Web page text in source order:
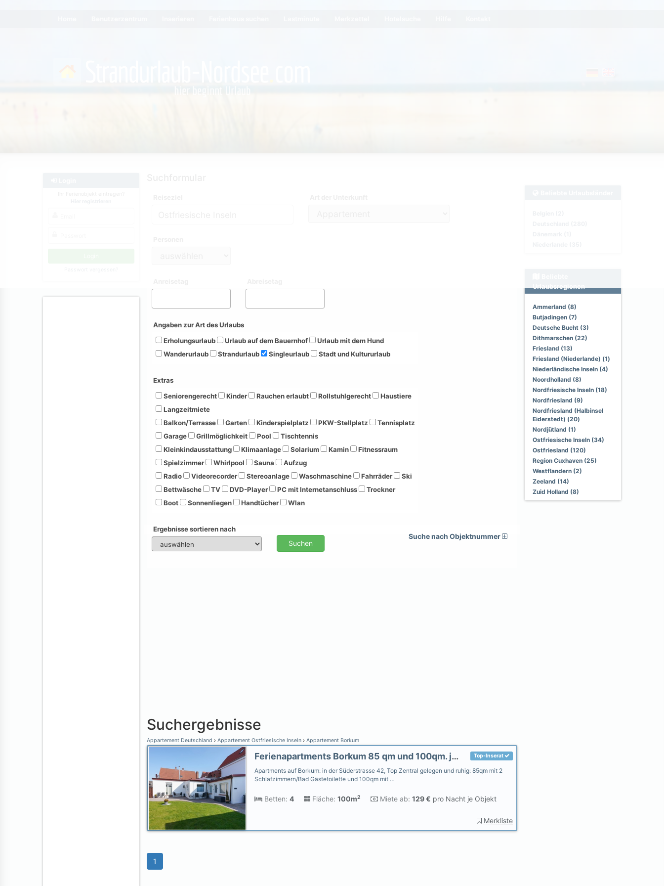
Angaben zur Art des Urlaubs
Erholungsurlaub
Urlaub auf dem Bauernhof
Urlaub mit dem Hund
Wanderurlaub
Strandurlaub Singleurlaub Stadt und Kultururlaub
Extras
Seniorengerecht
Kinder Rauchen erlaubt Rollstuhlgerecht
Haustiere
Langzeitmiete
Balkon/Terrasse
Garten Kinderspielplatz PKW-Stellplatz
Tennisplatz
Garage
Grillmöglichkeit Pool
Tischtennis
Kleinkindausstattung
Klimaanlage Solarium Kamin
Fitnessraum
Spielzimmer
Whirlpool Sauna
Aufzug
Radio
Videorecorder Stereoanlage Waschmaschine Fahrräder
Ski
Bettwäsche
TV DVD-Player PC mit Internetanschluss
Trockner
Boot
Sonnenliegen Handtücher Wlan
Ergebnisse sortieren nach
Suchen
Suche nach Objektnummer
Suchergebnisse
Appartement Deutschland Appartement Ostfriesische Inseln Appartement Borkum
Top-Inserat
Ferienapartments Borkum 85 qm und 100qm. je 2 Schlafzimmern
Apartments auf Borkum: in der Süderstrasse 42, Top Zentral gelegen und ruhig: 85qm mit 2
Schlafzimmern/Bad Gästetoilette und 100qm mit …
Betten: 4 Fläche: 100m2 Miete ab: 129 € pro Nacht je Objekt
Merkliste
1
Urlaubsregionen
Ammerland (8)
Butjadingen (7)
Deutsche Bucht (3)
Dithmarschen (22)
Friesland (13)
Friesland (Niederlande) (1)
Niederländische Inseln (4)
Noordholland (8)
Nordfriesische Inseln (18)
Nordfriesland (9)
Nordfriesland (Halbinsel
Eiderstedt) (20)
Nordjütland (1)
Ostfriesische Inseln (34)
Ostfriesland (120)
Region Cuxhaven (25)
Westflandern (2)
Zeeland (14)
Zuid Holland (8)